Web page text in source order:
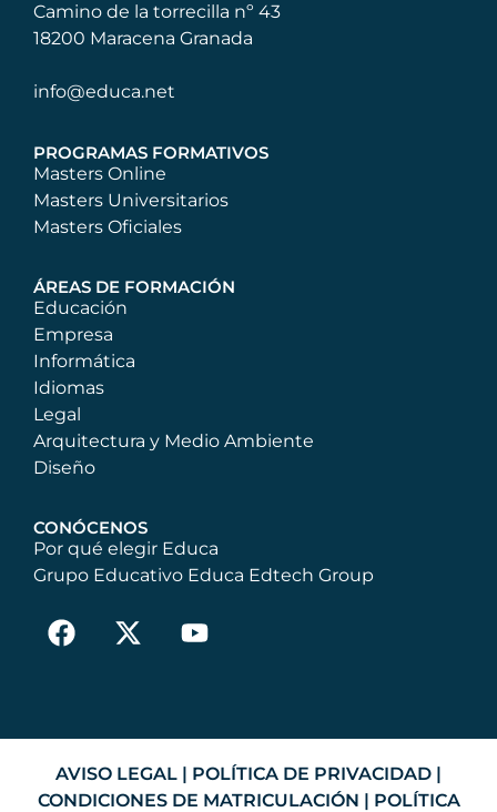
Camino de la torrecilla nº 43
18200 Maracena Granada
info@educa.net
PROGRAMAS FORMATIVOS
Masters Online
Masters Universitarios
Masters Oficiales
ÁREAS DE FORMACIÓN
Educación
Empresa
Informática
Idiomas
Legal
Arquitectura y Medio Ambiente
Diseño
CONÓCENOS
Por qué elegir Educa
Grupo Educativo Educa Edtech Group
AVISO LEGAL | POLÍTICA DE PRIVACIDAD |
CONDICIONES DE MATRICULACIÓN | POLÍTICA